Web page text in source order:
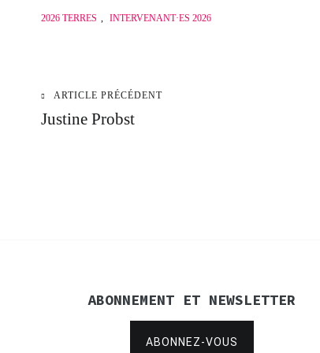
2026 TERRES , INTERVENANT·ES 2026
Navigation
ARTICLE PRÉCÉDENT
Justine Probst
ABONNEMENT ET NEWSLETTER
ABONNEZ-VOUS